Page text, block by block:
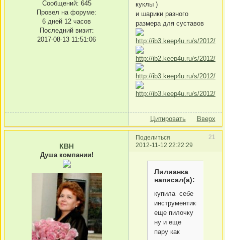
Сообщений: 645
Провел на форуме:
6 дней 12 часов
Последний визит:
2017-08-13 11:51:06
куклы )
и шарики разного
размера для суставов
Цитировать Вверх
Поделиться
21
2012-11-12 22:22:29
КВН
Душа компании!
Лилианка
написал(а):
купила себе
инструментики
еще пилочку
ну и еще
пару как